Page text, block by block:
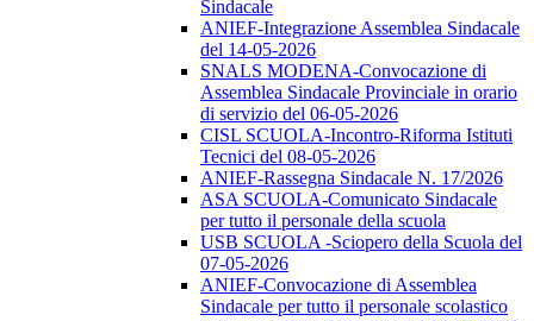
Sindacale
ANIEF-Integrazione Assemblea Sindacale
del 14-05-2026
SNALS MODENA-Convocazione di
Assemblea Sindacale Provinciale in orario
di servizio del 06-05-2026
CISL SCUOLA-Incontro-Riforma Istituti
Tecnici del 08-05-2026
ANIEF-Rassegna Sindacale N. 17/2026
ASA SCUOLA-Comunicato Sindacale
per tutto il personale della scuola
USB SCUOLA -Sciopero della Scuola del
07-05-2026
ANIEF-Convocazione di Assemblea
Sindacale per tutto il personale scolastico